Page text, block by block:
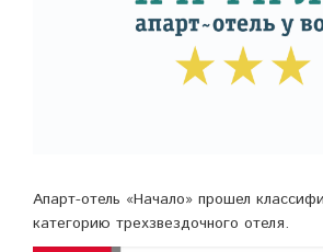
Апарт-отель «Начало» прошел
категорию трехзвездочного отеля.